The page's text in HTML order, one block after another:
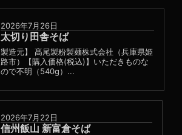
2026年7月26日
太切り田舎そば
製造元】 髙尾製粉製麺株式会社（兵庫県姫
路市）【購入価格(税込)】いただきものな
ので不明（540g）...
2026年7月22日
信州飯山 新富倉そば